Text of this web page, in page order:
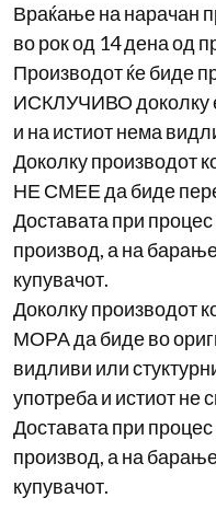
Враќање на нарачан
во рок од 14 дена од
Производот ќе биде
ИСКЛУЧИВО доколку
и на истиот нема
Доколку производот
НЕ СМЕЕ да биде
Доставата при
производ, а на
купувачот.
Доколку производот
МОРА да биде во
видливи или
употреба и истиот не
Доставата при
производ, а на
купувачот.